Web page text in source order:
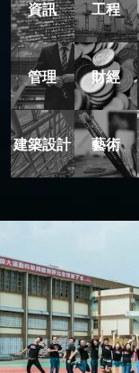
資訊 工程
管理 財經
建築設計 藝術